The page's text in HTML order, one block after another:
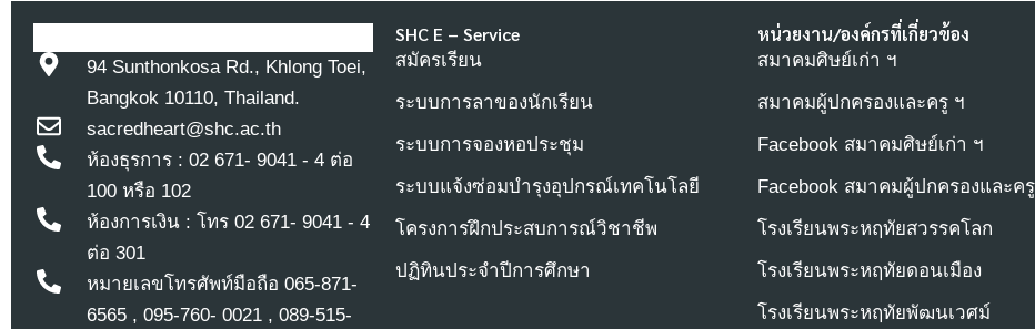
94 Sunthonkosa Rd., Khlong Toei,
Bangkok 10110, Thailand.
sacredheart@shc.ac.th
ห้องธุรการ : 02 671- 9041 - 4 ต่อ
100 หรือ 102
ห้องการเงิน : โทร 02 671- 9041 - 4
ต่อ 301
หมายเลขโทรศัพท์มือถือ 065-871-
6565 , 095-760- 0021 , 089-515-
SHC E – Service
สมัครเรียน
ระบบการลาของนักเรียน
ระบบการจองหอประชุม
ระบบแจ้งซ่อมบำรุงอุปกรณ์เทคโนโลยี
โครงการฝึกประสบการณ์วิชาชีพ
ปฏิทินประจำปีการศึกษา
หน่วยงาน/องค์กรที่เกี่ยวข้อง
สมาคมศิษย์เก่า ฯ
สมาคมผู้ปกครองและครู ฯ
Facebook สมาคมศิษย์เก่า ฯ
Facebook สมาคมผู้ปกครองและค
โรงเรียนพระหฤทัยสวรรคโลก
โรงเรียนพระหฤทัยดอนเมือง
โรงเรียนพระหฤทัยพัฒนเวศม์